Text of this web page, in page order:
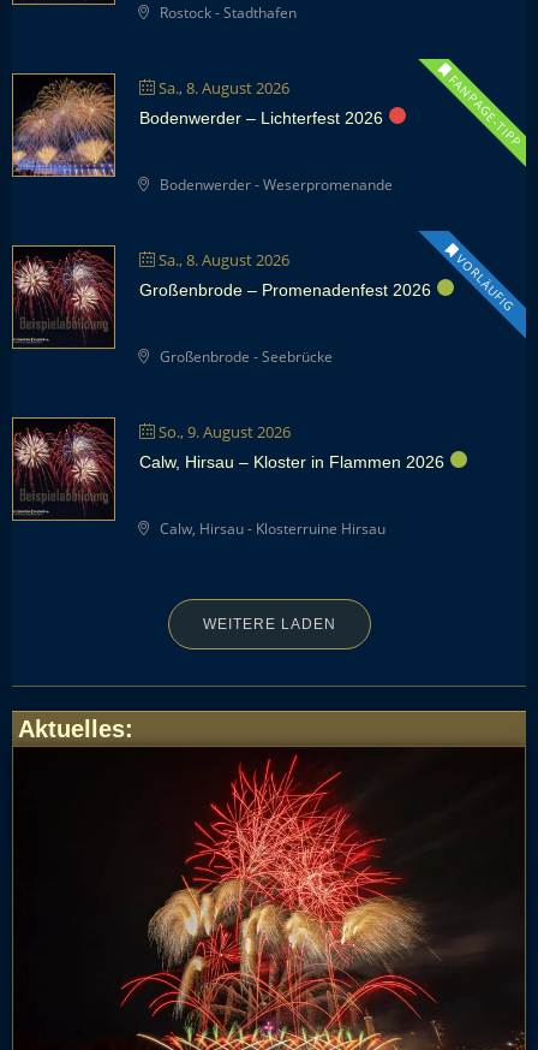
Rostock - Stadthafen
Sa., 8. August 2026 FANPAGE-TIPP
Bodenwerder – Lichterfest 2026
Bodenwerder - Weserpromenande
Sa., 8. August 2026 VORLÄUFIG
Großenbrode – Promenadenfest 2026
Großenbrode - Seebrücke
So., 9. August 2026
Calw, Hirsau – Kloster in Flammen 2026
Calw, Hirsau - Klosterruine Hirsau
WEITERE LADEN
Aktuelles: